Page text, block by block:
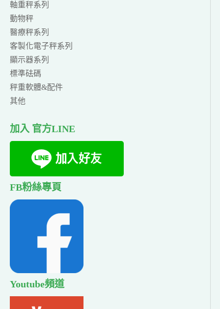
軸重秤系列
動物秤
醫療秤系列
客製化電子秤系列
顯示器系列
標準砝碼
秤重軟體&配件
其他
加入 官方LINE
FB粉絲專頁
Youtube頻道